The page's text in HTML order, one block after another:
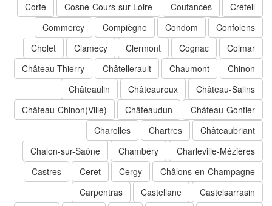
Créteil
Coutances
Cosne-Cours-sur-Loire
Corte
Confolens
Condom
Compiègne
Commercy
Colmar
Cognac
Clermont
Clamecy
Cholet
Chinon
Chaumont
Châtellerault
Château-Thierry
Château-Salins
Châteauroux
Châteaulin
Château-Gontier
Châteaudun
Château-Chinon(Ville)
Châteaubriant
Chartres
Charolles
Charleville-Mézières
Chambéry
Chalon-sur-Saône
Châlons-en-Champagne
Cergy
Ceret
Castres
Castelsarrasin
Castellane
Carpentras